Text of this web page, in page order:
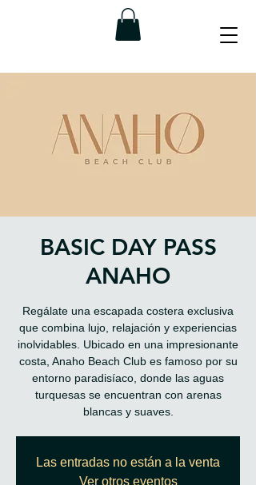
BASIC DAY PASS
ANAHO
Regálate una escapada costera exclusiva
que combina lujo, relajación y experiencias
inolvidables. Ubicado en una impresionante
costa, Anaho Beach Club es famoso por su
entorno paradisíaco, donde las aguas
turquesas se encuentran con arenas
blancas y suaves.
Las entradas no están a la venta
Ver otros eventos